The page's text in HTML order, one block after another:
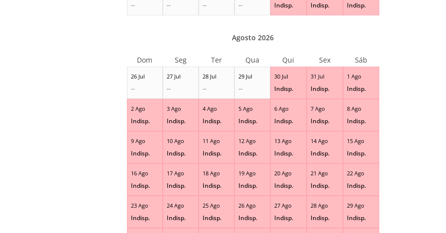
-- -- -- -- Indisp. Indisp. Indisp.
26 Jul
--
27 Jul
--
28 Jul
--
29 Jul
--
30 Jul
Indisp.
31 Jul
Indisp.
1 Ago
Indisp.
2 Ago
Indisp.
3 Ago
Indisp.
4 Ago
Indisp.
5 Ago
Indisp.
6 Ago
Indisp.
7 Ago
Indisp.
8 Ago
Indisp.
9 Ago
Indisp.
10 Ago
Indisp.
11 Ago
Indisp.
12 Ago
Indisp.
13 Ago
Indisp.
14 Ago
Indisp.
15 Ago
Indisp.
16 Ago
Indisp.
17 Ago
Indisp.
18 Ago
Indisp.
19 Ago
Indisp.
20 Ago
Indisp.
21 Ago
Indisp.
22 Ago
Indisp.
23 Ago
Indisp.
24 Ago
Indisp.
25 Ago
Indisp.
26 Ago
Indisp.
27 Ago
Indisp.
28 Ago
Indisp.
29 Ago
Indisp.
Agosto 2026
Dom Seg Ter Qua Qui Sex Sáb